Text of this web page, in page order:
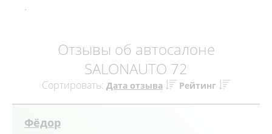
.
Отзывы об автосалоне
SALONAUTO 72
Сортировать: Дата отзыва Рейтинг
Фёдор